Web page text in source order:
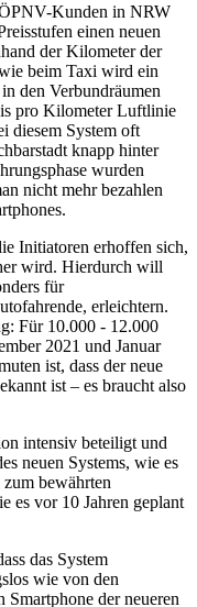
Kunden in NRW
einen neuen
der Kilometer der
beim Taxi wird ein
den Verbundräumen
pro Kilometer Luftlinie
diesem System oft
knapp hinter
wurden
nicht mehr bezahlen
Initiatoren erhoffen sich,
wird. Hierdurch will
für
erleichtern.
Für 10.000 - 12.000
2021 und Januar
ist, dass der neue
ist – es braucht also
intensiv beteiligt und
neuen Systems, wie es
bewährten
es vor 10 Jahren geplant
das System
wie von den
der neueren